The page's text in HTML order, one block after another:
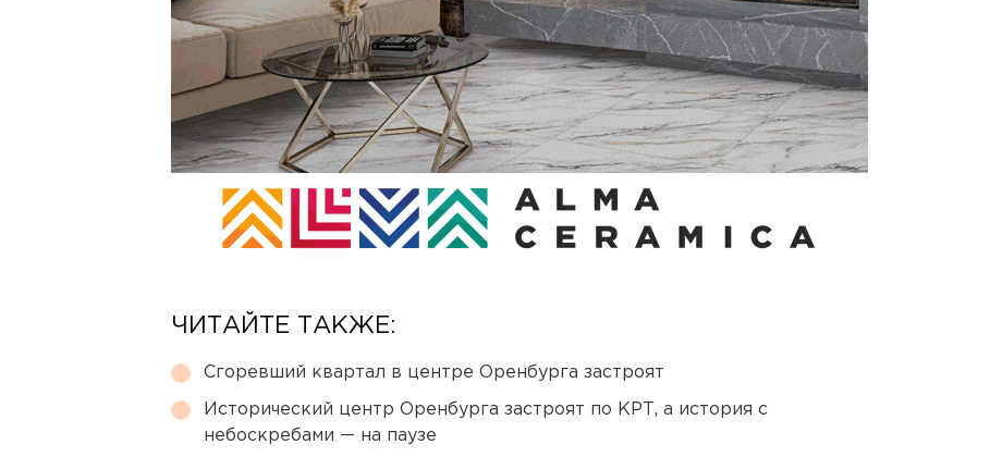
ЧИТАЙТЕ ТАКЖЕ:
Сгоревший квартал в центре Оренбурга застроят
Исторический центр Оренбурга застроят по КРТ, а история с
небоскребами — на паузе